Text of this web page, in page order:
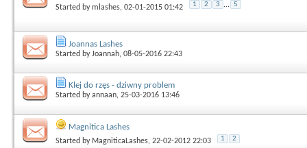
Started bymlashes, 02-01-2015 01:42 1 2 3 ... 5
Joannas Lashes
Started byJoannah, 08-05-2016 22:43
Klej do rzęs - dziwny problem
Started byannaan, 25-03-2016 13:46
Magnitica Lashes
Started by MagniticaLashes, 22-02-2012 22:03 1 2